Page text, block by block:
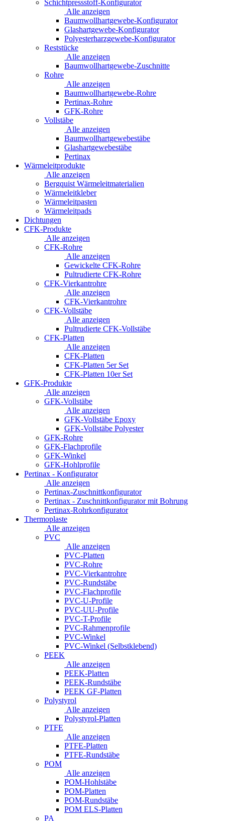
Schichtpressstoff-Konfigurator
Alle anzeigen
Baumwollhartgewebe-Konfigurator
Glashartgewebe-Konfigurator
Polyesterharzgewebe-Konfigurator
Reststücke
Alle anzeigen
Baumwollhartgewebe-Zuschnitte
Rohre
Alle anzeigen
Baumwollhartgewebe-Rohre
Pertinax-Rohre
GFK-Rohre
Vollstäbe
Alle anzeigen
Baumwollhartgewebestäbe
Glashartgewebestäbe
Pertinax
Wärmeleitprodukte
Alle anzeigen
Bergquist Wärmeleitmaterialien
Wärmeleitkleber
Wärmeleitpasten
Wärmeleitpads
Dichtungen
CFK-Produkte
Alle anzeigen
CFK-Rohre
Alle anzeigen
Gewickelte CFK-Rohre
Pultrudierte CFK-Rohre
CFK-Vierkantrohre
Alle anzeigen
CFK-Vierkantrohre
CFK-Vollstäbe
Alle anzeigen
Pultrudierte CFK-Vollstäbe
CFK-Platten
Alle anzeigen
CFK-Platten
CFK-Platten 5er Set
CFK-Platten 10er Set
GFK-Produkte
Alle anzeigen
GFK-Vollstäbe
Alle anzeigen
GFK-Vollstäbe Epoxy
GFK-Vollstäbe Polyester
GFK-Rohre
GFK-Flachprofile
GFK-Winkel
GFK-Hohlprofile
Pertinax - Konfigurator
Alle anzeigen
Pertinax-Zuschnittkonfigurator
Pertinax - Zuschnittkonfigurator mit Bohrung
Pertinax-Rohrkonfigurator
Thermoplaste
Alle anzeigen
PVC
Alle anzeigen
PVC-Platten
PVC-Rohre
PVC-Vierkantrohre
PVC-Rundstäbe
PVC-Flachprofile
PVC-U-Profile
PVC-UU-Profile
PVC-T-Profile
PVC-Rahmenprofile
PVC-Winkel
PVC-Winkel (Selbstklebend)
PEEK
Alle anzeigen
PEEK-Platten
PEEK-Rundstäbe
PEEK GF-Platten
Polystyrol
Alle anzeigen
Polystyrol-Platten
PTFE
Alle anzeigen
PTFE-Platten
PTFE-Rundstäbe
POM
Alle anzeigen
POM-Hohlstäbe
POM-Platten
POM-Rundstäbe
POM ELS-Platten
PA